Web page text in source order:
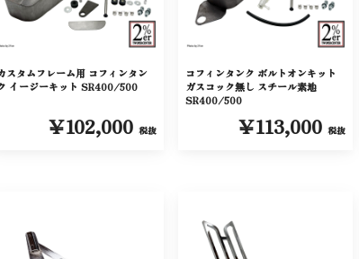
スタムフレーム用 コフィンタン
イージーキット SR400/500
￥102,000 税抜
コフィンタンク ボルトオンキット
ガスコック無し スチール素地
SR400/500
￥113,000 税抜